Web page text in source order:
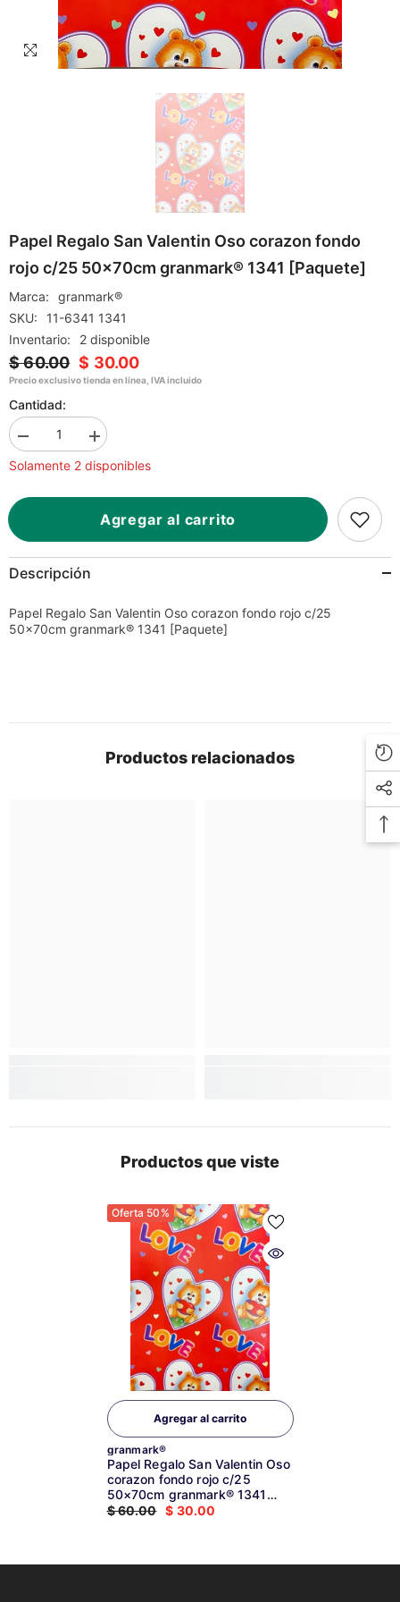
Papel Regalo San Valentin Oso corazon fondo
rojo c/25 50×70cm granmark® 1341 [Paquete]
Marca:
granmark®
SKU:
11-6341 1341
Inventario:
2 disponible
$ 60.00 $ 30.00
Precio exclusivo tienda en línea, IVA incluido
Cantidad:
Disminuir
la
cantidad
Papel
Valentin
fondo
50×70cm
granmark®
Aumentar
la
cantidad
Papel
San
50×70cm
granmark®
Solamente 2 disponibles
Agregar al carrito
Descripción
Papel Regalo San Valentin Oso corazon fondo rojo c/25
50×70cm granmark® 1341 [Paquete]
Productos relacionados
Productos que viste
Oferta 50%
Agregar al carrito
Marca:
granmark®
Papel Regalo San Valentin Oso
corazon fondo rojo c/25
50×70cm granmark® 1341
[Paquete]
$ 60.00 $ 30.00